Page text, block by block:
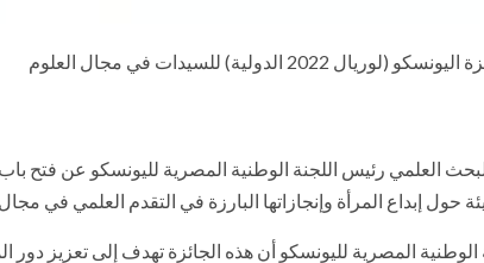
للسيدات في مجال العلوم
إبداع المرأة وإنجازاتها البارزة في التقدم العلمي في
الوطنية المصرية لليونسكو أن هذه الجائزة تهدف إلى تعزيز دور